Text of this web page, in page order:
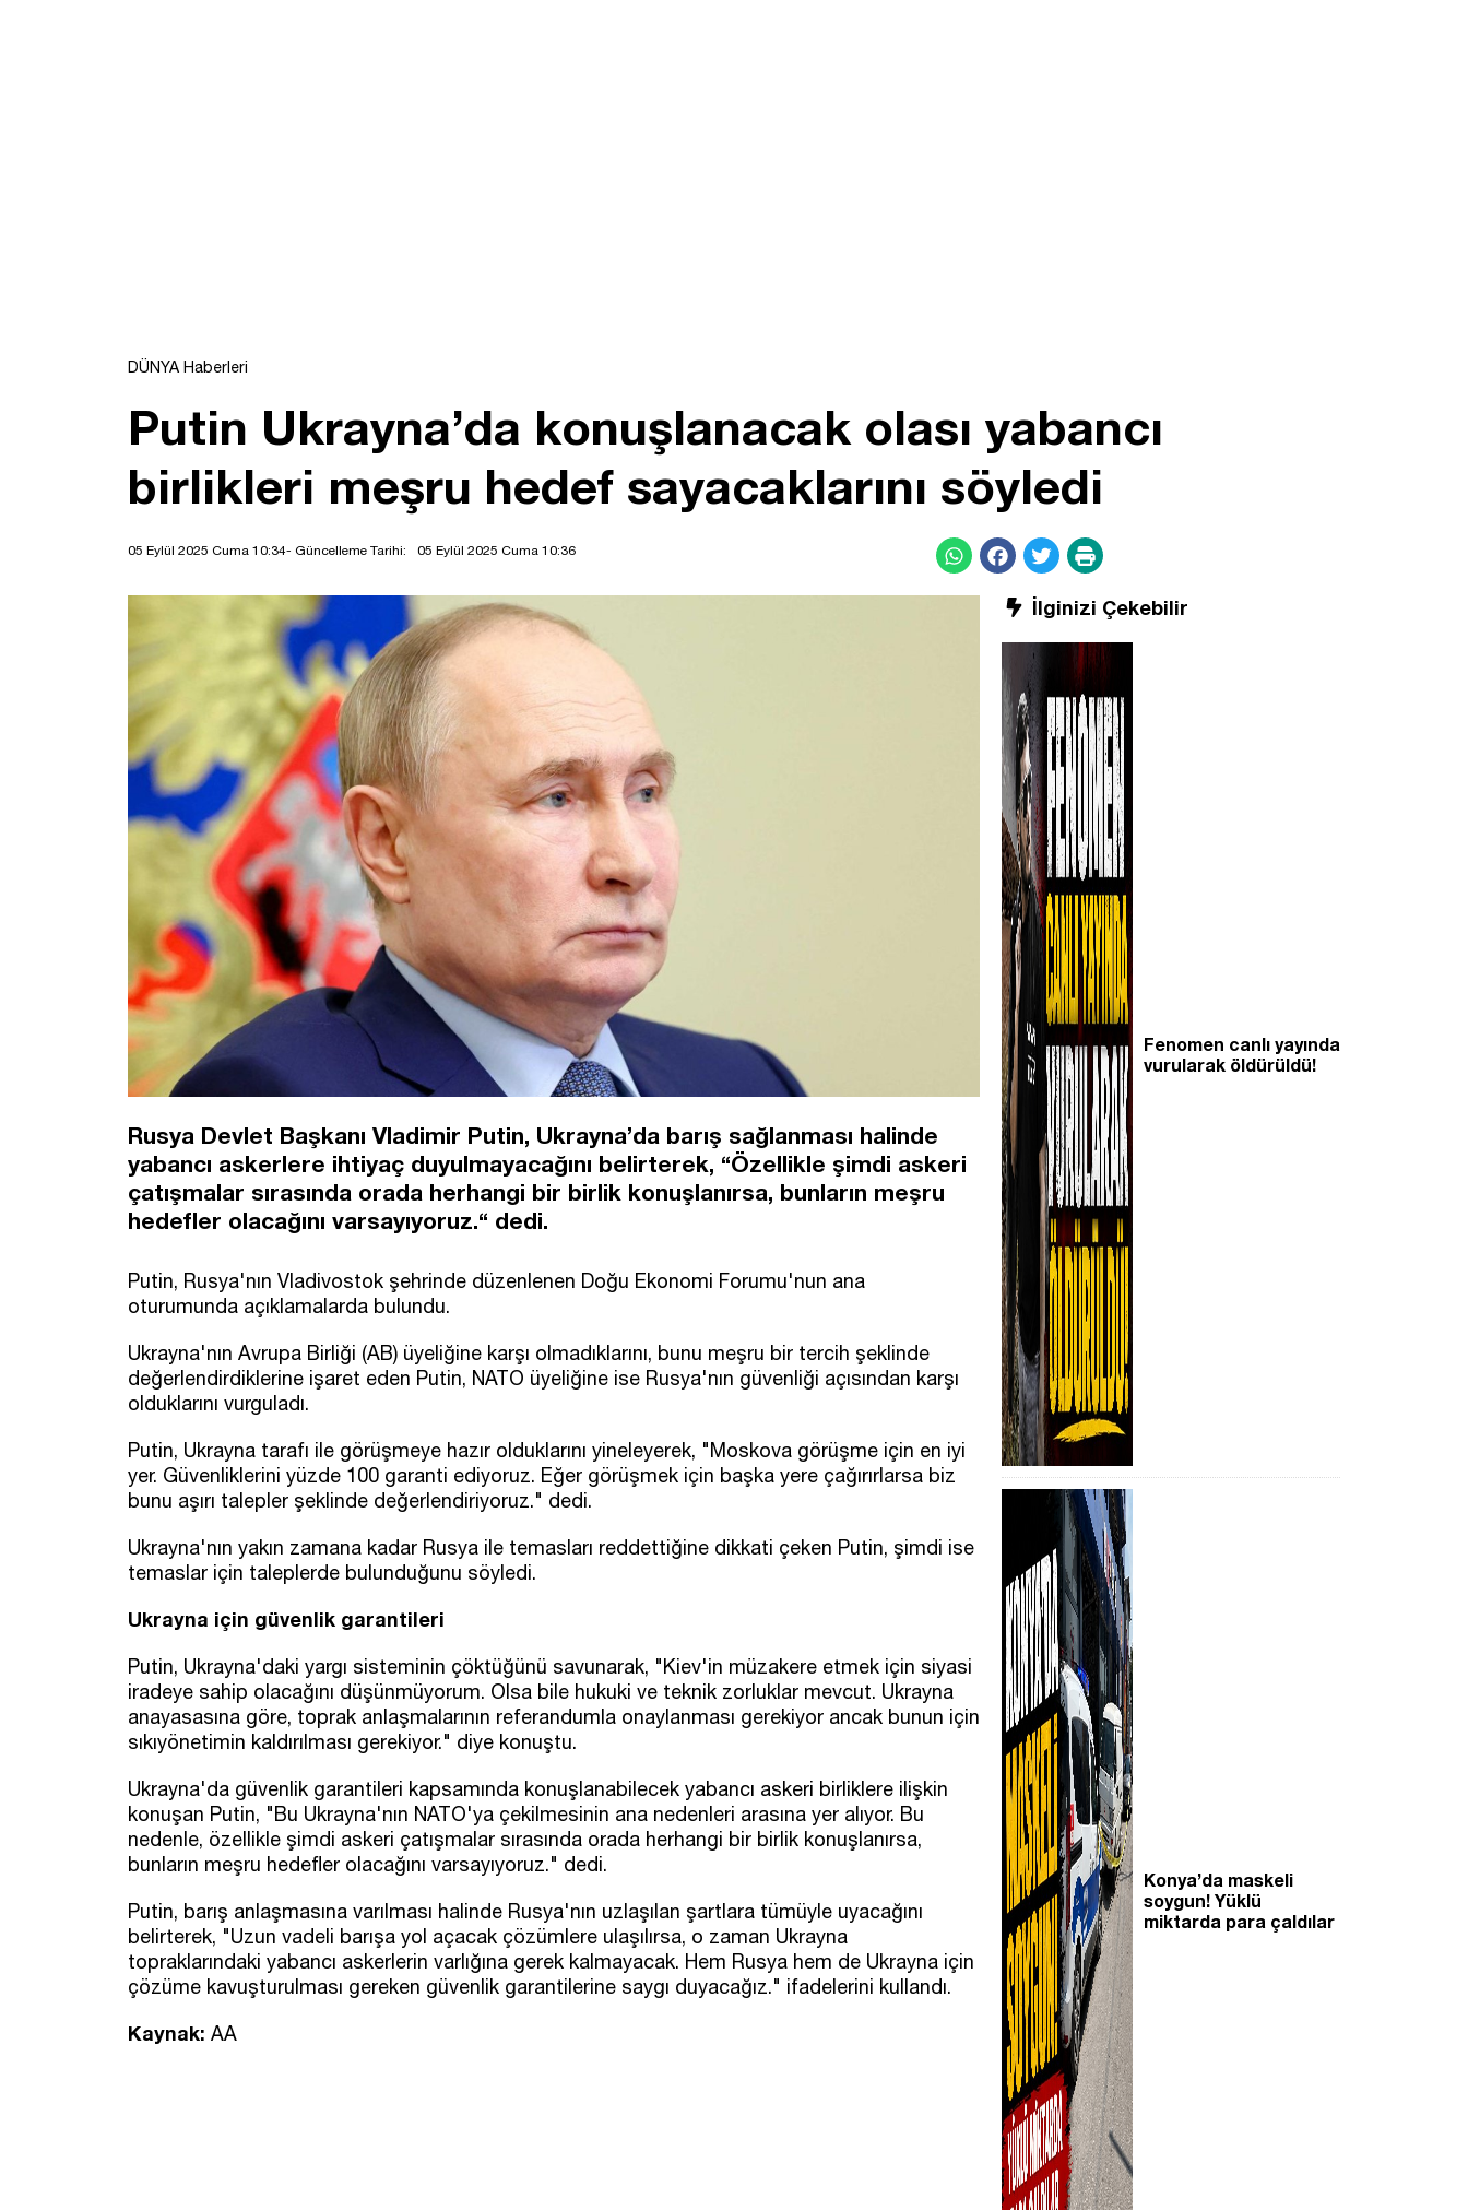
DÜNYA Haberleri
Putin Ukrayna’da konuşlanacak olası yabancı
birlikleri meşru hedef sayacaklarını söyledi
05 Eylül 2025 Cuma 10:34- Güncelleme Tarihi: 05 Eylül 2025 Cuma 10:36
Rusya Devlet Başkanı Vladimir Putin, Ukrayna’da barış sağlanması halinde
yabancı askerlere ihtiyaç duyulmayacağını belirterek, “Özellikle şimdi askeri
çatışmalar sırasında orada herhangi bir birlik konuşlanırsa, bunların meşru
hedefler olacağını varsayıyoruz.“ dedi.
Putin, Rusya'nın Vladivostok şehrinde düzenlenen Doğu Ekonomi Forumu'nun ana
oturumunda açıklamalarda bulundu.
Ukrayna'nın Avrupa Birliği (AB) üyeliğine karşı olmadıklarını, bunu meşru bir tercih şeklinde
değerlendirdiklerine işaret eden Putin, NATO üyeliğine ise Rusya'nın güvenliği açısından karşı
olduklarını vurguladı.
Putin, Ukrayna tarafı ile görüşmeye hazır olduklarını yineleyerek, "Moskova görüşme için en iyi
yer. Güvenliklerini yüzde 100 garanti ediyoruz. Eğer görüşmek için başka yere çağırırlarsa biz
bunu aşırı talepler şeklinde değerlendiriyoruz." dedi.
Ukrayna'nın yakın zamana kadar Rusya ile temasları reddettiğine dikkati çeken Putin, şimdi ise
temaslar için taleplerde bulunduğunu söyledi.
Ukrayna için güvenlik garantileri
Putin, Ukrayna'daki yargı sisteminin çöktüğünü savunarak, "Kiev'in müzakere etmek için siyasi
iradeye sahip olacağını düşünmüyorum. Olsa bile hukuki ve teknik zorluklar mevcut. Ukrayna
anayasasına göre, toprak anlaşmalarının referandumla onaylanması gerekiyor ancak bunun için
sıkıyönetimin kaldırılması gerekiyor." diye konuştu.
Ukrayna'da güvenlik garantileri kapsamında konuşlanabilecek yabancı askeri birliklere ilişkin
konuşan Putin, "Bu Ukrayna'nın NATO'ya çekilmesinin ana nedenleri arasına yer alıyor. Bu
nedenle, özellikle şimdi askeri çatışmalar sırasında orada herhangi bir birlik konuşlanırsa,
bunların meşru hedefler olacağını varsayıyoruz." dedi.
Putin, barış anlaşmasına varılması halinde Rusya'nın uzlaşılan şartlara tümüyle uyacağını
belirterek, "Uzun vadeli barışa yol açacak çözümlere ulaşılırsa, o zaman Ukrayna
topraklarındaki yabancı askerlerin varlığına gerek kalmayacak. Hem Rusya hem de Ukrayna için
çözüme kavuşturulması gereken güvenlik garantilerine saygı duyacağız." ifadelerini kullandı.
Kaynak: AA
İlginizi Çekebilir
Fenomen canlı yayında
vurularak öldürüldü!
Konya’da maskeli
soygun! Yüklü
miktarda para çaldılar